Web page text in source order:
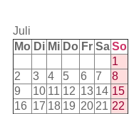
Juli
Mo Di Mi Do Fr SaSo
1
2
3 4 5 6 7
8
9
10 11 12 13 14 15
16 17 18 19 20 21 22